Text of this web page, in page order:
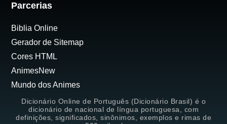
Parcerias
Biblia Online
Gerador de Sitemap
Cores HTML
AnimesNew
Mundo dos Animes
Dicionário Online de Português (Dicionário Brasil) é o
dicionário de nacional de língua portuguesa, com
definições, significados, sinônimos, exemplos e rimas de